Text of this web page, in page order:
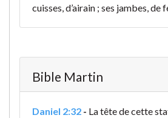
cuisses, d’airain ; ses jambes, de
Bible Martin
Daniel 2:32 - La tête de cette